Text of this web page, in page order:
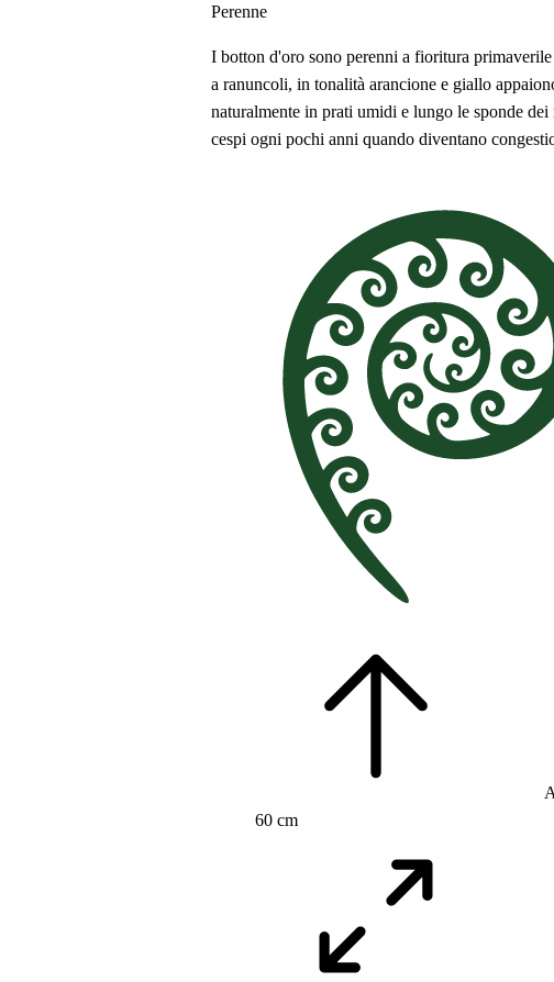
Perenne
I botton d'oro sono perenni a fioritura
a ranuncoli, in tonalità arancione e giallo
naturalmente in prati umidi e lungo le sponde
cespi ogni pochi anni quando diventano
60 cm